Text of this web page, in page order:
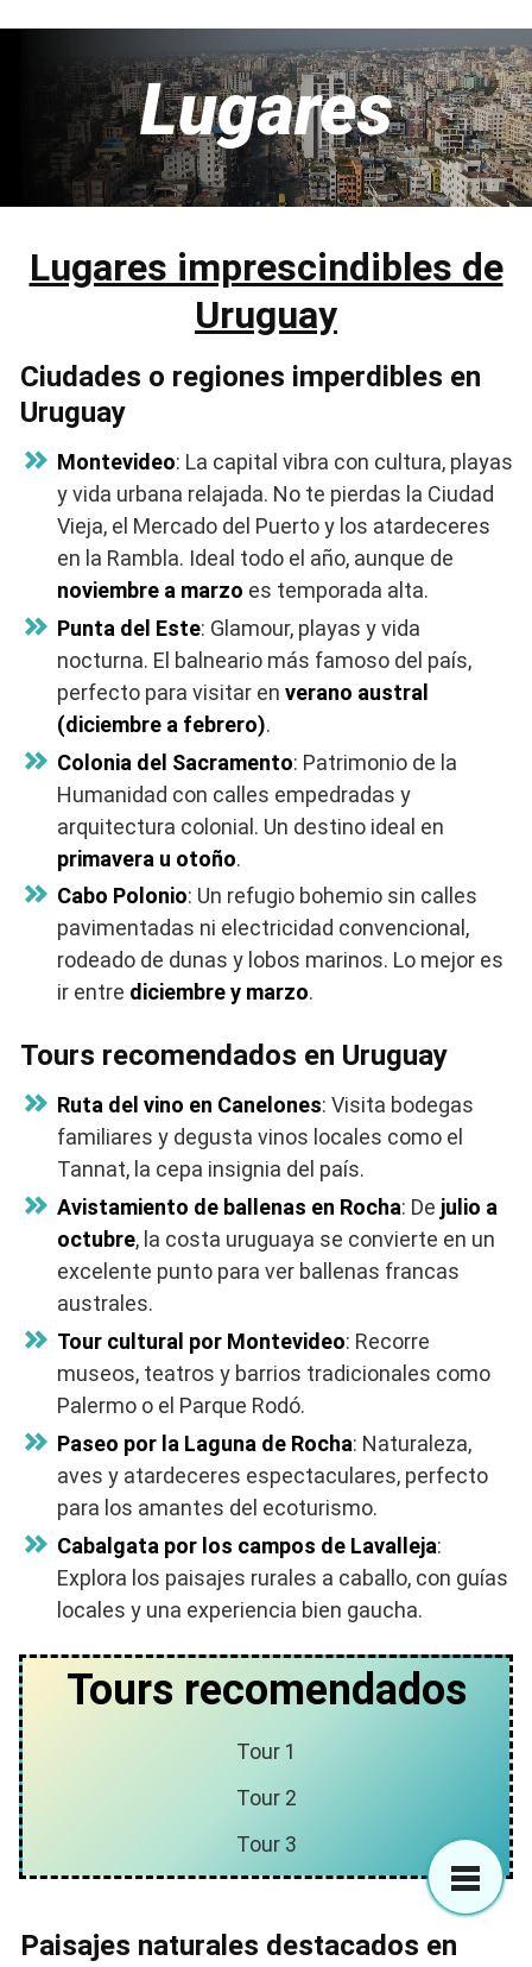
Lugares
Lugares imprescindibles de
Uruguay
Ciudades o regiones imperdibles en
Uruguay
Montevideo: La capital vibra con cultura, playas
y vida urbana relajada. No te pierdas la Ciudad
Vieja, el Mercado del Puerto y los atardeceres
en la Rambla. Ideal todo el año, aunque de
noviembre a marzo es temporada alta.
Punta del Este: Glamour, playas y vida
nocturna. El balneario más famoso del país,
perfecto para visitar en verano austral
(diciembre a febrero).
Colonia del Sacramento: Patrimonio de la
Humanidad con calles empedradas y
arquitectura colonial. Un destino ideal en
primavera u otoño.
Cabo Polonio: Un refugio bohemio sin calles
pavimentadas ni electricidad convencional,
rodeado de dunas y lobos marinos. Lo mejor es
ir entre diciembre y marzo.
Tours recomendados en Uruguay
Ruta del vino en Canelones: Visita bodegas
familiares y degusta vinos locales como el
Tannat, la cepa insignia del país.
Avistamiento de ballenas en Rocha: De julio a
octubre, la costa uruguaya se convierte en un
excelente punto para ver ballenas francas
australes.
Tour cultural por Montevideo: Recorre
museos, teatros y barrios tradicionales como
Palermo o el Parque Rodó.
Paseo por la Laguna de Rocha: Naturaleza,
aves y atardeceres espectaculares, perfecto
para los amantes del ecoturismo.
Cabalgata por los campos de Lavalleja:
Explora los paisajes rurales a caballo, con guías
locales y una experiencia bien gaucha.
Tours recomendados
Tour 1
Tour 2
Tour 3
Paisajes naturales destacados en